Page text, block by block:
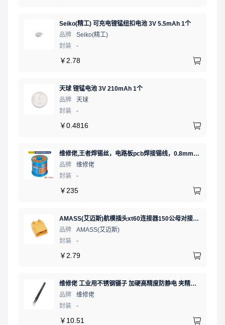
Seiko(精工) 可充电锂锰纽扣电池 3V 5.5mAh 1个
品牌
Seiko(精工)
封装
-
￥ 2.78
天球 锂锰电池 3V 210mAh 1个
品牌
天球
封装
-
￥0.4816
维修佬,王者焊锡丝，电路板pcb焊接锡线，0.8mm800g,1个
品牌
维修佬
封装
-
￥ 235
AMASS(艾迈斯)航模插头xt60连接器150公母对接pw锂电池公头 接PCB板卧式 黄色 公头XT60PW-M.G.Y
品牌
AMASS(艾迈斯)
封装
-
￥ 2.79
维修佬 工业用不锈钢镊子 加硬高精度防静电 夹精密电子元件弯细尖头电子专用夹子弯嘴镊子燕窝挑毛工具
品牌
维修佬
封装
-
￥ 10.51